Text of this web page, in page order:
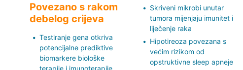
Povezano s rakom
debelog crijeva
Testiranje gena otkriva
potencijalne prediktive
biomarkere biološke
terapije i imunoterapije
Skriveni mikrobi unutar
tumora mijenjaju imunitet i
liječenje raka
Hipotireoza povezana s
većim rizikom od
opstruktivne sleep apneje